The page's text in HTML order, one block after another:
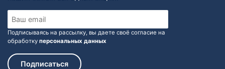
Подписываясь на рассылку, вы даете своё согласие на
обработку персональных данных
Подписаться